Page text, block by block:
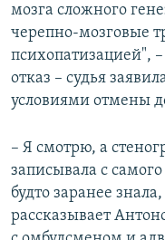
мозга сложного
черепно-мозговые
психопатизацией",
отказ – судья
условиями отмены
– Я смотрю, а
записывала с
будто заранее
рассказывает